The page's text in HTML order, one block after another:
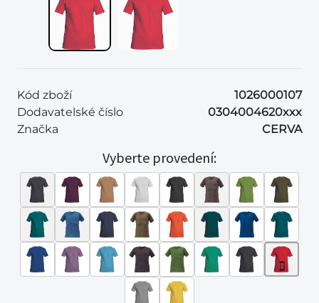
Kód zboží
1026000107
Dodavatelské číslo
0304004620xxx
Značka
CERVA
Vyberte provedení: